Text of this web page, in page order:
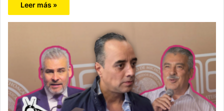
Leer más »